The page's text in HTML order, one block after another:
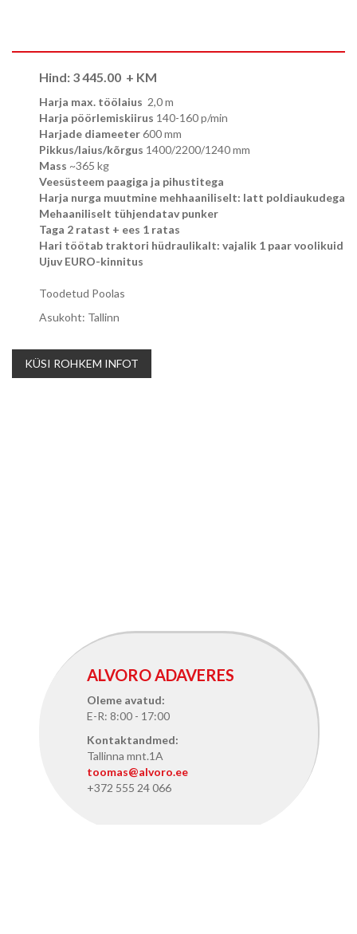
Hind: 3 445.00 + KM
Harja max. töölaius 2,0 m
Harja pöörlemiskiirus 140-160 p/min
Harjade diameeter600 mm
Pikkus/laius/kõrgus 1400/2200/1240 mm
Mass ~365 kg
Veesüsteem paagiga ja pihustitega
Harja nurga muutmine mehhaaniliselt: latt poldiaukudega
Mehaaniliselt tühjendatav punker
Taga 2 ratast + ees 1 ratas
Hari töötab traktori hüdraulikalt: vajalik 1 paar voolikuid
Ujuv EURO-kinnitus
Toodetud Poolas
Asukoht: Tallinn
KÜSI ROHKEM INFOT
ALVORO ADAVERES
Oleme avatud:
E-R: 8:00 - 17:00
Kontaktandmed:
Tallinna mnt.1A
toomas@alvoro.ee
+372 555 24 066